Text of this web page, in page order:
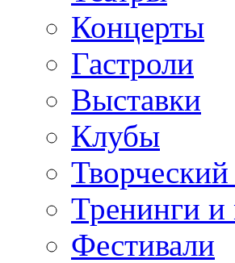
Концерты
Гастроли
Выставки
Клубы
Творческий
Тренинги и
Фестивали